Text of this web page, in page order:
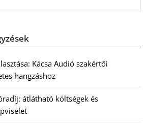
Kácsa Audió szakértői
hangzáshoz
átlátható költségek és